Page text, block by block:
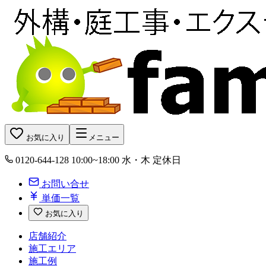
お気に入り メニュー
0120-644-128 10:00~18:00 水・木 定休日
お問い合せ
単価一覧
お気に入り
店舗紹介
施工エリア
施工例